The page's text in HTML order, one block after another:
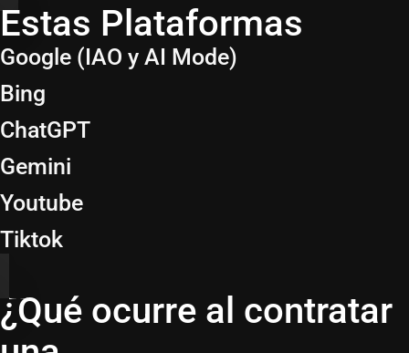
Estas Plataformas
Google (IAO y AI Mode)
Bing
ChatGPT
Gemini
Youtube
Tiktok
¿Qué ocurre al contratar